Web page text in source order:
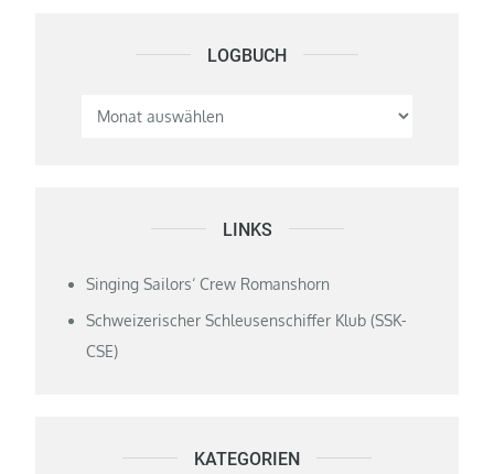
LOGBUCH Logbuch
LINKS
Singing Sailors‘ Crew Romanshorn
Schweizerischer Schleusenschiffer Klub (SSK-
CSE)
KATEGORIEN